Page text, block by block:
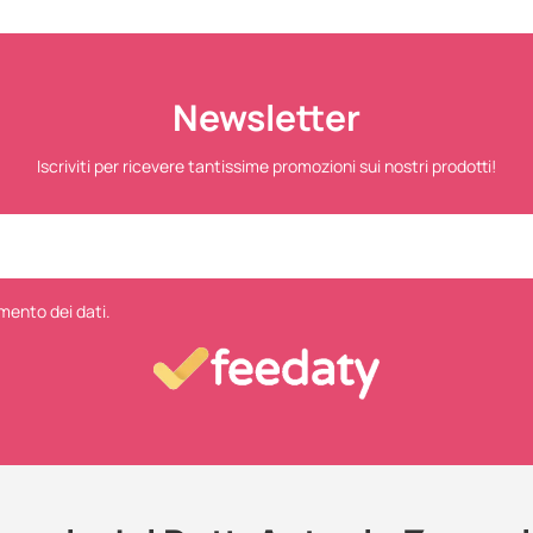
Newsletter
Iscriviti per ricevere tantissime promozioni sui nostri prodotti!
dei dati.